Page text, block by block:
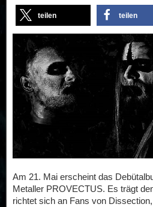
teilen teilen
Am 21. Mai erscheint das
Metaller PROVECTUS. Es trägt
richtet sich an Fans von